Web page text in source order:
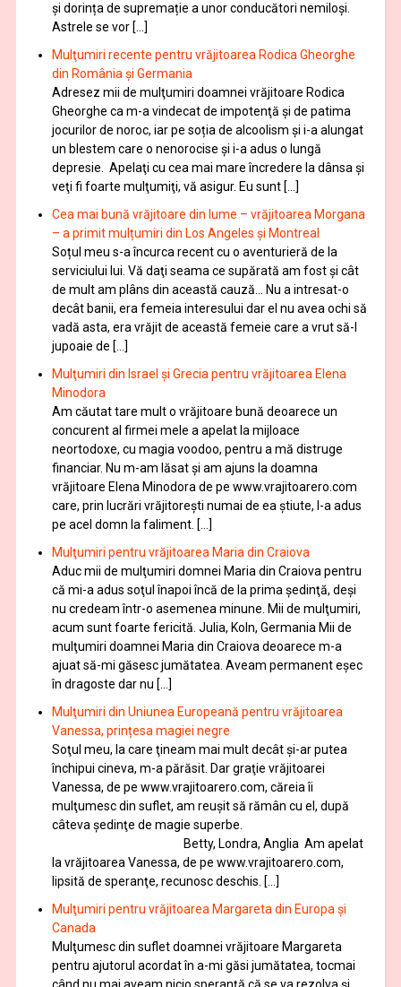
și dorința de supremație a unor conducători nemiloși.
Astrele se vor […]
Mulţumiri recente pentru vrăjitoarea Rodica Gheorghe
din România și Germania
Adresez mii de mulţumiri doamnei vrăjitoare Rodica
Gheorghe ca m-a vindecat de impotenţă şi de patima
jocurilor de noroc, iar pe soția de alcoolism și i-a alungat
un blestem care o nenorocise și i-a adus o lungă
depresie. Apelaţi cu cea mai mare încredere la dânsa şi
veţi fi foarte mulţumiţi, vă asigur. Eu sunt […]
Cea mai bună vrăjitoare din lume – vrăjitoarea Morgana
– a primit mulțumiri din Los Angeles și Montreal
Soțul meu s-a încurca recent cu o aventurieră de la
serviciului lui. Vă daţi seama ce supărată am fost şi cât
de mult am plâns din această cauză… Nu a intresat-o
decât banii, era femeia interesului dar el nu avea ochi să
vadă asta, era vrăjit de această femeie care a vrut să-l
jupoaie de […]
Mulţumiri din Israel și Grecia pentru vrăjitoarea Elena
Minodora
Am căutat tare mult o vrăjitoare bună deoarece un
concurent al firmei mele a apelat la mijloace
neortodoxe, cu magia voodoo, pentru a mă distruge
financiar. Nu m-am lăsat şi am ajuns la doamna
vrăjitoare Elena Minodora de pe www.vrajitoarero.com
care, prin lucrări vrăjitorești numai de ea ştiute, l-a adus
pe acel domn la faliment. […]
Mulţumiri pentru vrăjitoarea Maria din Craiova
Aduc mii de mulţumiri domnei Maria din Craiova pentru
că mi-a adus soţul înapoi încă de la prima şedinţă, deşi
nu credeam într-o asemenea minune. Mii de mulţumiri,
acum sunt foarte fericită. Julia, Koln, Germania Mii de
mulţumiri doamnei Maria din Craiova deoarece m-a
ajuat să-mi găsesc jumătatea. Aveam permanent eşec
în dragoste dar nu […]
Mulţumiri din Uniunea Europeană pentru vrăjitoarea
Vanessa, prințesa magiei negre
Soţul meu, la care ţineam mai mult decât și-ar putea
închipui cineva, m-a părăsit. Dar graţie vrăjitoarei
Vanessa, de pe www.vrajitoarero.com, căreia îi
mulţumesc din suflet, am reuşit să rămân cu el, după
câteva şedinţe de magie superbe.
Betty, Londra, Anglia Am apelat
la vrăjitoarea Vanessa, de pe www.vrajitoarero.com,
lipsită de speranţe, recunosc deschis. […]
Mulţumiri pentru vrăjitoarea Margareta din Europa și
Canada
Mulţumesc din suflet doamnei vrăjitoare Margareta
pentru ajutorul acordat în a-mi găsi jumătatea, tocmai